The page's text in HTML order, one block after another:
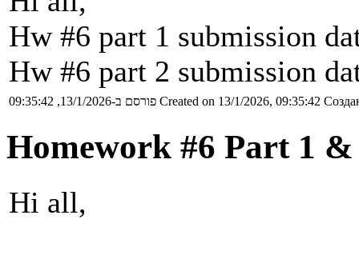
Hw #6 part 1 submission
Hw #6 part 2 submission
פורסם ב-13/1/2026, 09:35:42 Created on 13/1/2026, 09:35:42
Homework #6 Part 1
Hi all,